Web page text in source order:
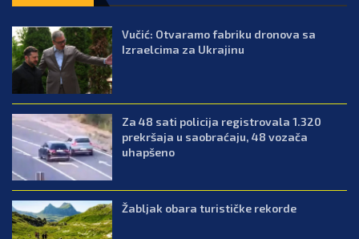
Vučić: Otvaramo fabriku dronova sa
Izraelcima za Ukrajinu
Za 48 sati policija registrovala 1.320
prekršaja u saobraćaju, 48 vozača
uhapšeno
Žabljak obara turističke rekorde